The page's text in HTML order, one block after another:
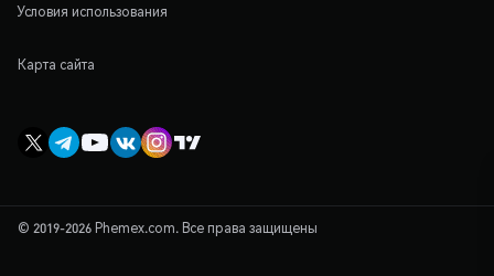
Условия использования
Карта сайта
© 2019-2026 Phemex.com. Все права защищены